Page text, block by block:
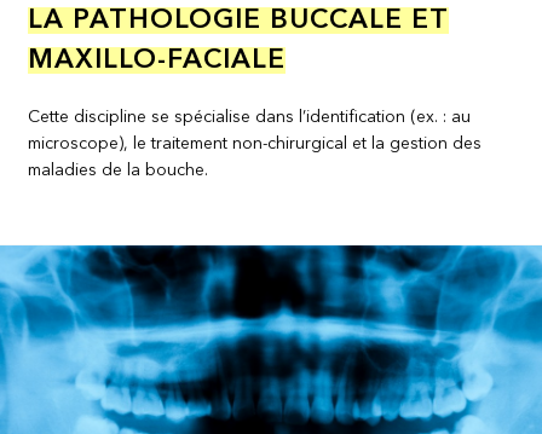
LA PATHOLOGIE BUCCALE ET
MAXILLO-FACIALE
Cette discipline se spécialise dans l’identification (ex. : au
microscope), le traitement non-chirurgical et la gestion des
maladies de la bouche.